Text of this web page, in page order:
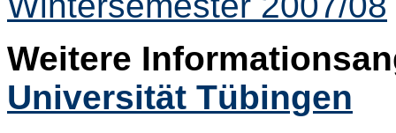
Weitere
Universität Tübingen